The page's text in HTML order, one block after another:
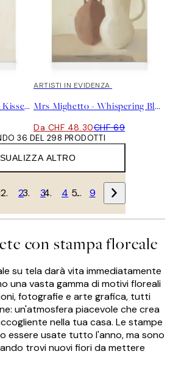
The Print Republic - Sun Kissed Garden No2 Stampa su Tela
30%*
ARTISTI IN EVIDENZA
Mrs Mighetto - Whispering Bloom Stampa su Tela
Da CHF 48.30CHF 69
ALTRO
36 DEL 298 PRODOTTI
2 3 4 … 9
con stampa floreale
su tela darà vita immediatamente
una vasta gamma di motivi floreali
fotografie e arte grafica, tutti
un'atmosfera piacevole che crea
nella tua casa. Le stampe
essere usate tutto l'anno, ma sono
trovi nuovi fiori da mettere